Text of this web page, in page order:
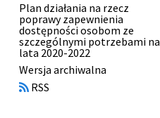
Plan działania na rzecz
poprawy zapewnienia
dostępności osobom ze
szczególnymi potrzebami na
lata 2020-2022
Otworzy
się
w
Wersja archiwalna
RSS